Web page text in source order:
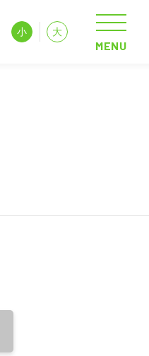
小 大
MENU